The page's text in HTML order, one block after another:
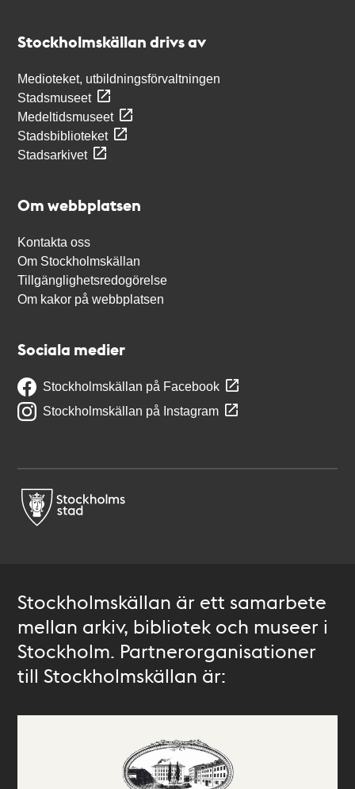
Stockholmskällan drivs av
Medioteket, utbildningsförvaltningen
Stadsmuseet
Medeltidsmuseet
Stadsbiblioteket
Stadsarkivet
Om webbplatsen
Kontakta oss
Om Stockholmskällan
Tillgänglighetsredogörelse
Om kakor på webbplatsen
Sociala medier
Stockholmskällan på Facebook
Stockholmskällan på Instagram
Stockholmskällan är ett samarbete
mellan arkiv, bibliotek och museer i
Stockholm. Partnerorganisationer
till Stockholmskällan är: